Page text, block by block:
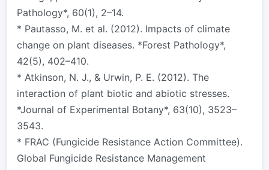
Pathology*, 60(1), 2–14.
* Pautasso, M. et al. (2012). Impacts of climate
change on plant diseases. *Forest Pathology*,
42(5), 402–410.
* Atkinson, N. J., & Urwin, P. E. (2012). The
interaction of plant biotic and abiotic stresses.
*Journal of Experimental Botany*, 63(10), 3523–
3543.
* FRAC (Fungicide Resistance Action Committee).
Global Fungicide Resistance Management